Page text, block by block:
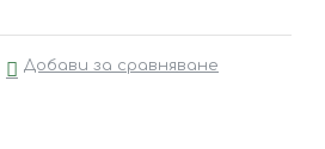
Добави за сравняване